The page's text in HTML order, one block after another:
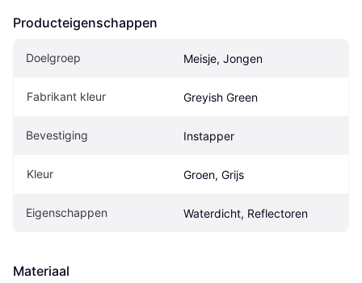
Producteigenschappen
Doelgroep Meisje, Jongen
Fabrikant kleur Greyish Green
Bevestiging Instapper
Kleur Groen, Grijs
Eigenschappen Waterdicht, Reflectoren
Materiaal